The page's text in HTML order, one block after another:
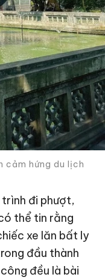
cảm hứng du lịch
đi phượt,
thể tin rằng
xe lăn bất ly
đầu thành
đều là bài